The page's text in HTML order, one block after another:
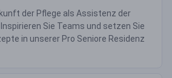
der Pflege als Assistenz der
Sie Teams und setzen Sie
in unserer Pro Seniore Residenz